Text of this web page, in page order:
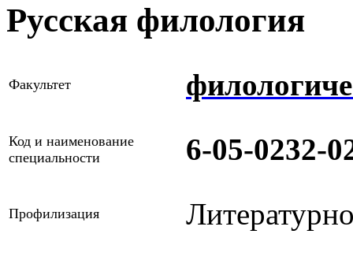
Русская филология
Факультет
Код и наименование
специальности
6-05-0232-
Профилизация